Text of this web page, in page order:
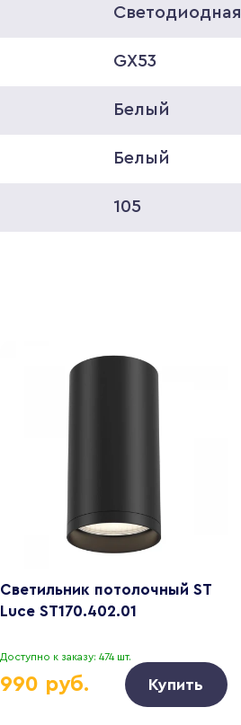
Светодиодная
GX53
Белый
Белый
105
Светильник потолочный ST
Luce ST170.402.01
Доступно к заказу: 474 шт.
990 руб. Купить